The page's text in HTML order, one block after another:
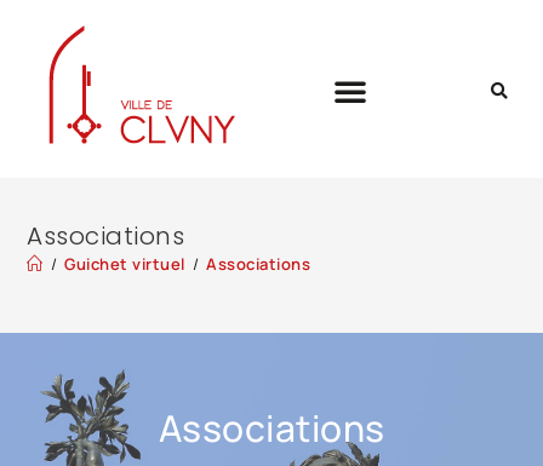
Associations
/ Guichet virtuel / Associations
Associations